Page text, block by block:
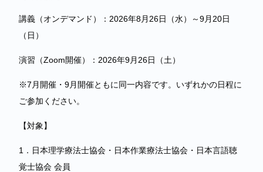
講義（オンデマンド）：2026年8月26日（水）～9月20日
（日）
演習（Zoom開催）：2026年9月26日（土）
※7月開催・9月開催ともに同一内容です。いずれかの日程に
ご参加ください。
【対象】
1．日本理学療法士協会・日本作業療法士協会・日本言語聴
覚士協会 会員